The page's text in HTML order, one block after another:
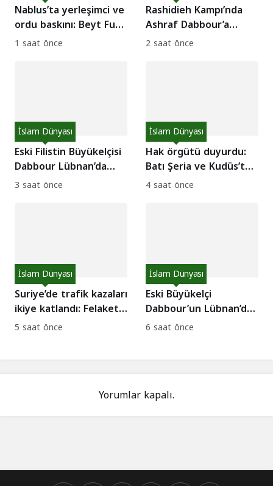
Nablus’ta yerleşimci ve
ordu baskını: Beyt Furik
halkı direnişte!
1 saat önce
Rashidieh Kampı’nda
Ashraf Dabbour’a
destek eylemi: Abbas’a
2 saat önce
Eski Filistin Büyükelçisi
Dabbour Lübnan’da
gözaltına alındı: İade
İslam Dünyası
3 saat önce
Hak örgütü duyurdu:
Batı Şeria ve Kudüs’te
bir haftada 62 direniş
İslam Dünyası
4 saat önce
Suriye’de trafik kazaları
ikiye katlandı: Felaketin
nedeni hız!
İslam Dünyası
5 saat önce
Eski Büyükelçi
Dabbour’un Lübnan’da
tutuklanması: Siyasi
İslam Dünyası
6 saat önce
Yorumlar kapalı.